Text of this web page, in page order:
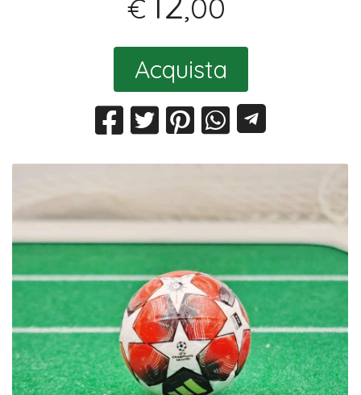
€ ,00
Acquista